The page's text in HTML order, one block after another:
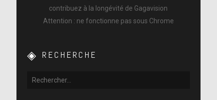
contribuez à la longévité de Gagavision
Attention : ne fonctionne pas sous Chrome
RECHERCHE